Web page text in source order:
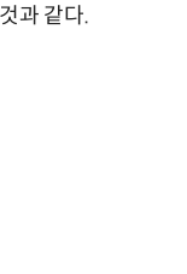
과 같다.